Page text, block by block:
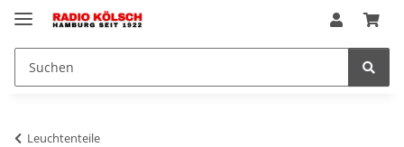
Leuchtenteile